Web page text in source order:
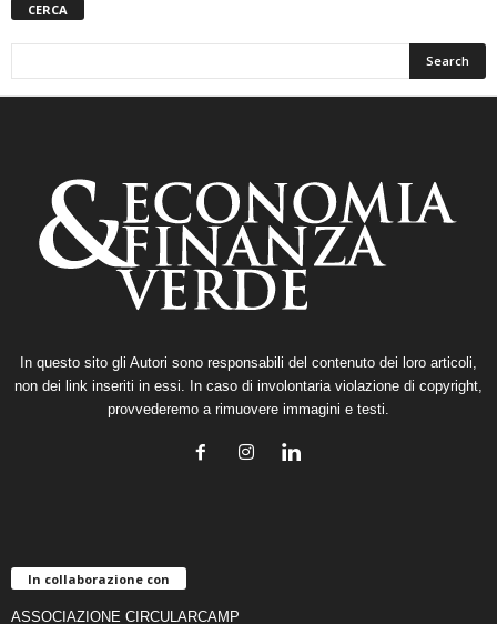
CERCA
In questo sito gli Autori sono responsabili del contenuto dei loro articoli,
non dei link inseriti in essi. In caso di involontaria violazione di copyright,
provvederemo a rimuovere immagini e testi.
In collaborazione con
ASSOCIAZIONE CIRCULARCAMP